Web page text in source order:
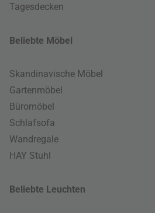
Tagesdecken
Beliebte Möbel
Skandinavische Möbel
Gartenmöbel
Büromöbel
Schlafsofa
Wandregale
HAY Stuhl
Beliebte Leuchten